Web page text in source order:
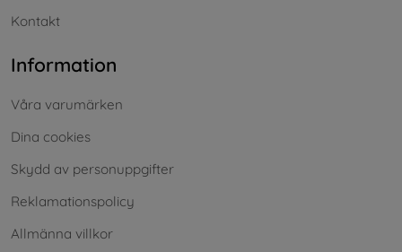
Kontakt
Information
Våra varumärken
Dina cookies
Skydd av personuppgifter
Reklamationspolicy
Allmänna villkor